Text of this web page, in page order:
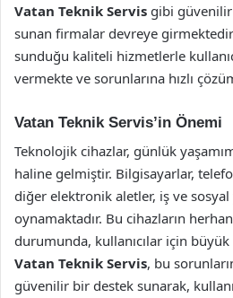
Vatan Teknik Servis gibi
sunan firmalar devreye
sunduğu kaliteli hizmetlerle
vermekte ve sorunlarına hızlı
Vatan Teknik Servis’in Önemi
Teknolojik cihazlar, günlük
haline gelmiştir. Bilgisayarlar,
diğer elektronik aletler, iş ve
oynamaktadır. Bu cihazların
durumunda, kullanıcılar için
Vatan Teknik Servis, bu
güvenilir bir destek sunarak,